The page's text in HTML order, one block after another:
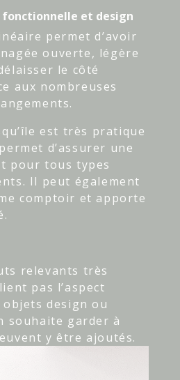
et design
permet d’avoir
ouverte, légère
le côté
aux nombreuses
est très pratique
d’assurer une
pour tous types
Il peut également
comptoir et apporte
relevants très
pas l’aspect
design ou
souhaite garder à
y être ajoutés.